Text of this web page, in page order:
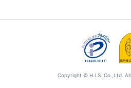
Copyright © H.I.S. Co.,Ltd. All